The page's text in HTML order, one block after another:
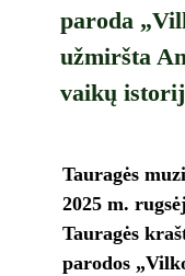
paroda
užmiršta
vaikų
Tauragės
2025 m.
Tauragės
parodos